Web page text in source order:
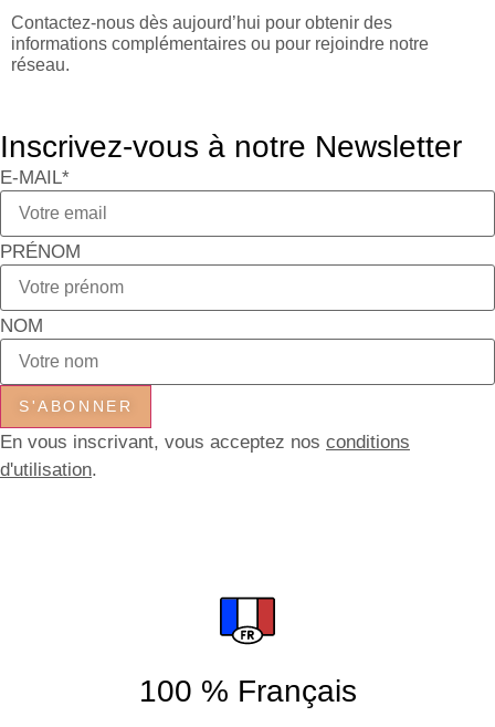
Contactez-nous dès aujourd’hui pour obtenir des
informations complémentaires ou pour rejoindre notre
réseau.
Inscrivez-vous à notre Newsletter
E-MAIL*
PRÉNOM
NOM
S'ABONNER
En vous inscrivant, vous acceptez nos conditions
d'utilisation.
100 % Français